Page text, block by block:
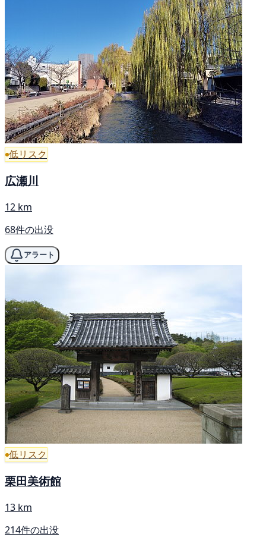
低リスク
広瀬川
12 km
68件の出没
アラート
低リスク
栗田美術館
13 km
214件の出没